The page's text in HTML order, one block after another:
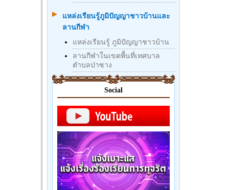
แหล่งเรียนรู้ภูมิปัญญาชาวบ้านและ
ลานกีฬา
แหล่งเรียนรู้ ภูมิปัญญาชาวบ้าน
ลานกีฬาในเขตพื้นที่เทศบาล
ตำบลป่าซาง
Social